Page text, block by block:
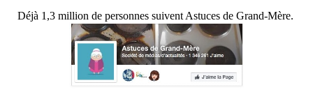
Déjà 1,3 million de personnes suivent Astuces de Grand-Mère.